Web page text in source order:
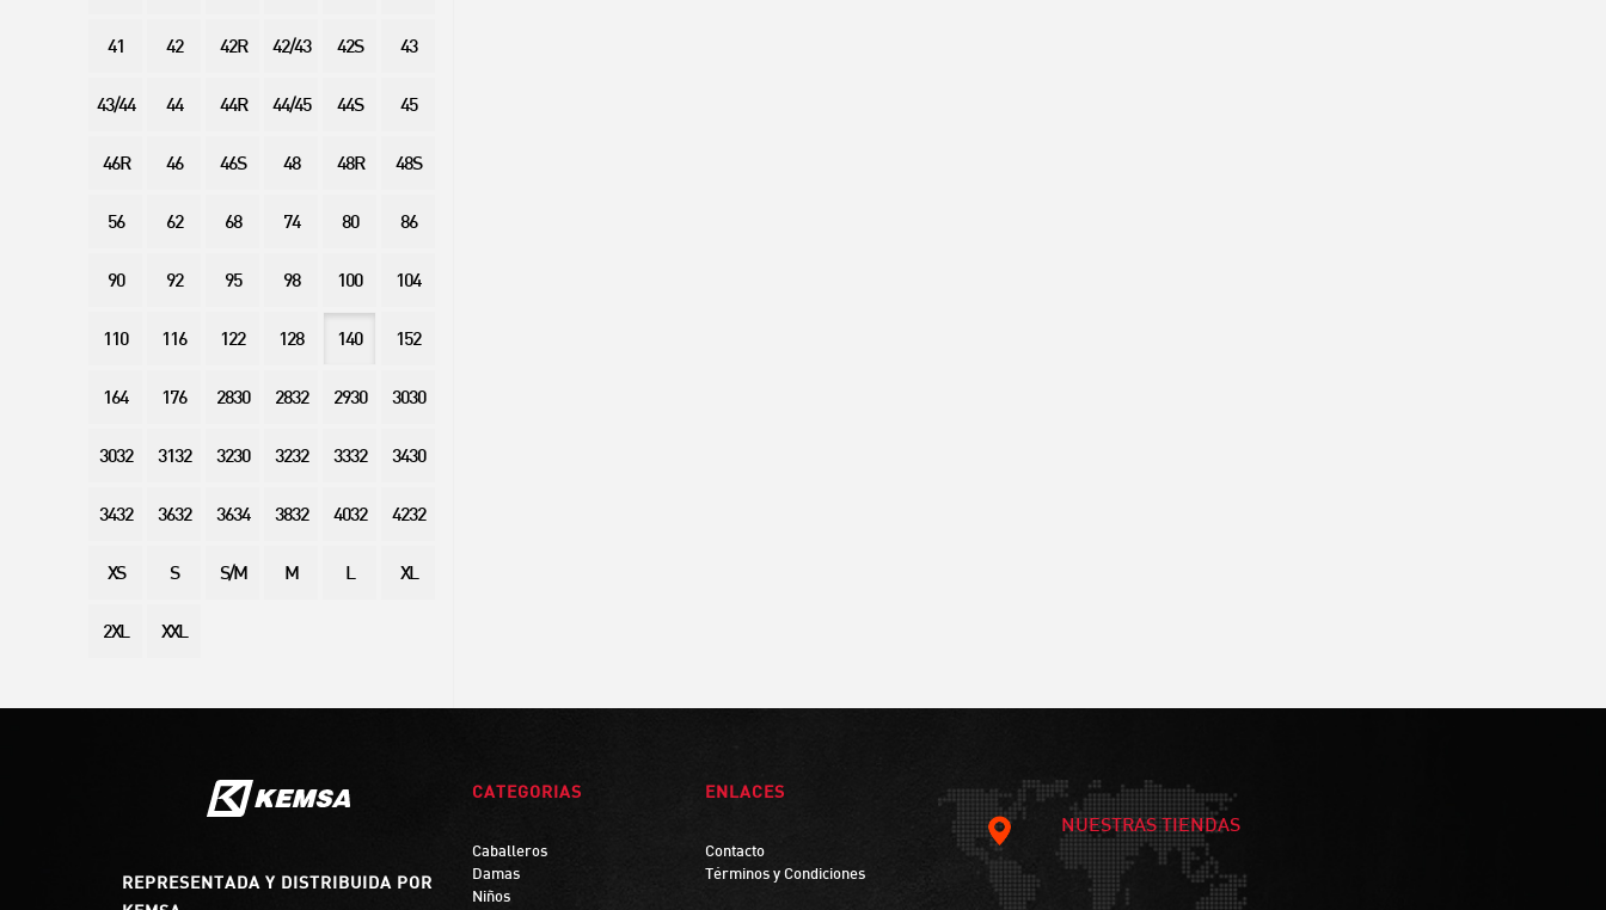
41 42 42R 42/43 42S 43
43/44 44 44R 44/45 44S 45
46R 46 46S 48 48R 48S
56 62 68 74 80 86
90 92 95 98 100 104
110 116 122 128 140 152
164 176 2830 2832 2930 3030
3032 3132 3230 3232 3332 3430
3432 3632 3634 3832 4032 4232
XS S S/M M L XL
2XL XXL
REPRESENTADA Y DISTRIBUIDA POR
CATEGORIAS
Caballeros
Damas
Niños
ENLACES
Contacto
Términos y Condiciones
NUESTRAS TIENDAS